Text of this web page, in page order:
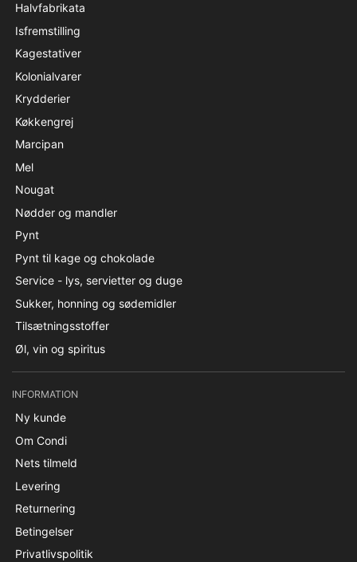
Halvfabrikata
Isfremstilling
Kagestativer
Kolonialvarer
Krydderier
Køkkengrej
Marcipan
Mel
Nougat
Nødder og mandler
Pynt
Pynt til kage og chokolade
Service - lys, servietter og duge
Sukker, honning og sødemidler
Tilsætningsstoffer
Øl, vin og spiritus
INFORMATION
Ny kunde
Om Condi
Nets tilmeld
Levering
Returnering
Betingelser
Privatlivspolitik